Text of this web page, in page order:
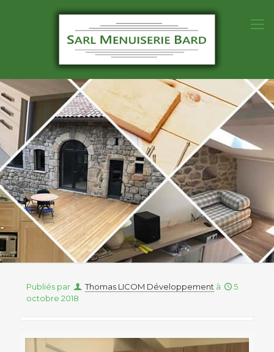
Publiés par Thomas LICOM Développement à
5
octobre 2018